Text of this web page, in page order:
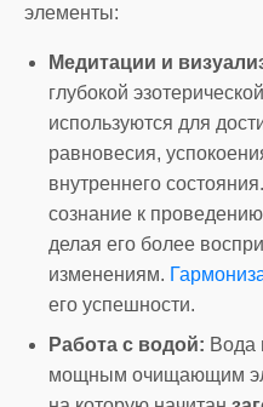
элементы:
Медитации и
глубокой
используются для
равновесия,
внутреннего
сознание к проведению
делая его более
изменениям.
его успешности.
Работа с водой: Вода
мощным очищающим